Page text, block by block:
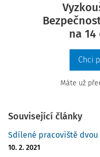
na
Chci
Máte už
Související články
Sdílené pracoviště
10. 2. 2021